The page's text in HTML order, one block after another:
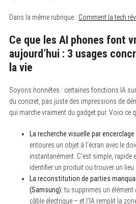
Dans la même rubrique : Comment la tech
Ce que les AI phones font
aujourd’hui : 3 usages
la vie
Soyons honnêtes : certaines fonctions IA
du concret, pas juste des impressions de
qui marche vraiment du gadget pur. Voici ce
La recherche visuelle par
entoures un objet à l’écran avec le
instantanément. C’est simple, rapide
identifier un produit ou trouver un
La reconstitution de parties
(Samsung): tu supprimes un élément
câble électrique – et l’IA remplit la